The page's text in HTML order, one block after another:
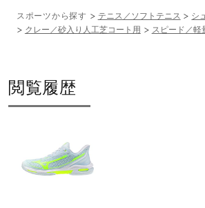
甲材：合成繊維、合成樹脂
原産国
質量
スポーツから探す テニス／ソフトテニス
シ
クレー／砂入り人工芝コート用
スピード／軽
閲覧履歴